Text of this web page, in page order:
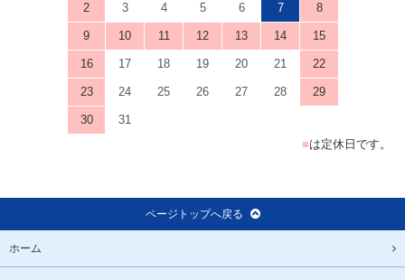
2 3 4 5 6 7 8
9 10 11 12 13 14 15
16 17 18 19 20 21 22
23 24 25 26 27 28 29
30
31
■は定休日です。
ページトップへ戻る
ホーム